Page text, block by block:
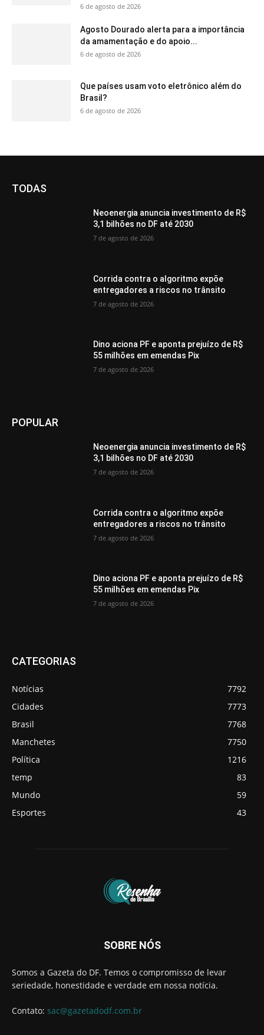
6 de agosto de 2026
Agosto Dourado alerta para a importância
da amamentação e do apoio...
6 de agosto de 2026
Que países usam voto eletrônico além do
Brasil?
6 de agosto de 2026
TODAS
Neoenergia anuncia investimento de R$
3,1 bilhões no DF até 2030
7 de agosto de 2026
Corrida contra o algoritmo expõe
entregadores a riscos no trânsito
7 de agosto de 2026
Dino aciona PF e aponta prejuízo de R$
55 milhões em emendas Pix
7 de agosto de 2026
POPULAR
Neoenergia anuncia investimento de R$
3,1 bilhões no DF até 2030
7 de agosto de 2026
Corrida contra o algoritmo expõe
entregadores a riscos no trânsito
7 de agosto de 2026
Dino aciona PF e aponta prejuízo de R$
55 milhões em emendas Pix
7 de agosto de 2026
CATEGORIAS
Notícias
7792
Cidades
7773
Brasil
7768
Manchetes
7750
Política
1216
temp
83
Mundo
59
Esportes
43
SOBRE NÓS
Somos a Gazeta do DF. Temos o compromisso de levar
seriedade, honestidade e verdade em nossa notícia.
Contato: sac@gazetadodf.com.br